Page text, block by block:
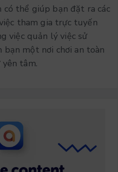
có thể giúp bạn đặt ra các
tham gia trực tuyến
việc quản lý việc sử
bạn một nơi chơi an toàn
tâm.